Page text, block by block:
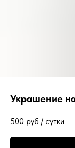
Украшение
500 руб / сутки